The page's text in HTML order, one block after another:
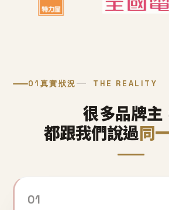
01 真實狀況 THE REALITY
很多品牌主
都跟我們說過同
01